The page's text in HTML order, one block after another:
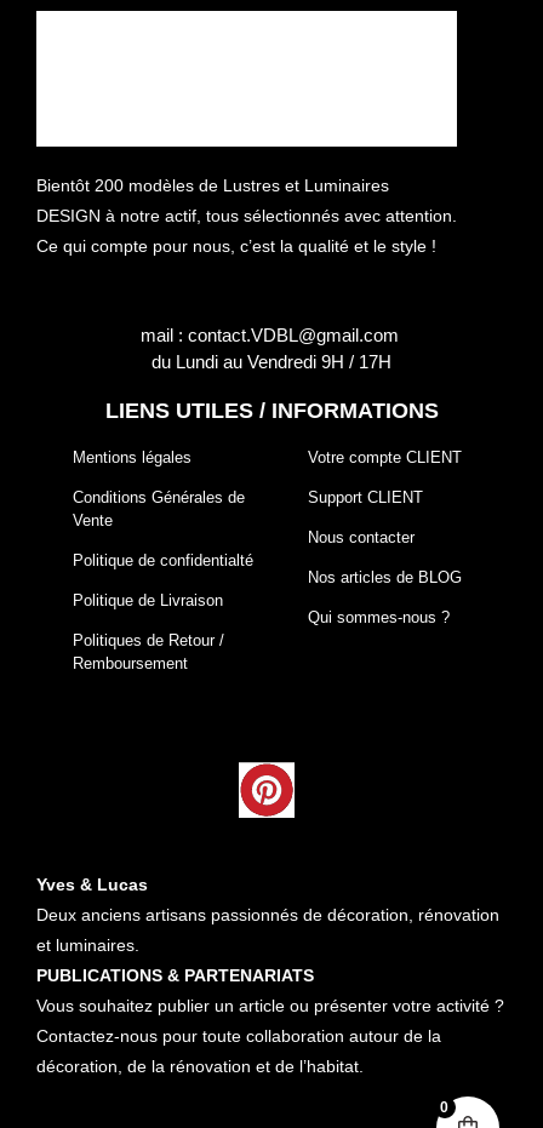
Bientôt 200 modèles de Lustres et Luminaires
DESIGN à notre actif, tous sélectionnés avec attention.
Ce qui compte pour nous, c’est la qualité et le style !
mail : contact.VDBL@gmail.com
du Lundi au Vendredi 9H / 17H
LIENS UTILES / INFORMATIONS
Mentions légales
Conditions Générales de
Vente
Politique de confidentialté
Politique de Livraison
Politiques de Retour /
Remboursement
Votre compte CLIENT
Support CLIENT
Nous contacter
Nos articles de BLOG
Qui sommes-nous ?
Yves & Lucas
Deux anciens artisans passionnés de décoration, rénovation
et luminaires.
PUBLICATIONS & PARTENARIATS
Vous souhaitez publier un article ou présenter votre activité ?
Contactez-nous pour toute collaboration autour de la
décoration, de la rénovation et de l’habitat.
0